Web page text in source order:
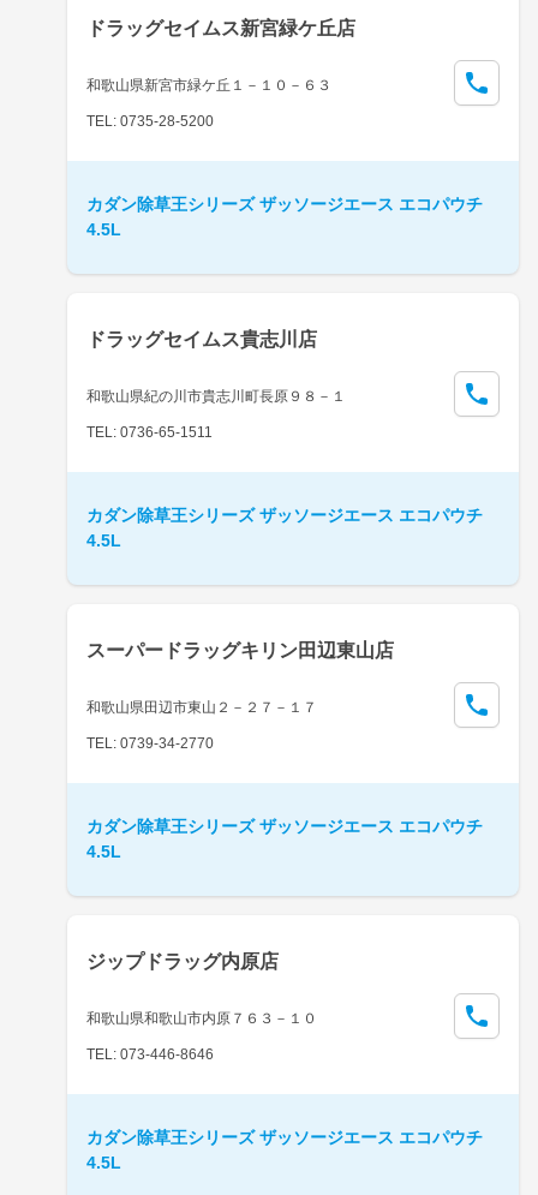
ドラッグセイムス新宮緑ケ丘店
和歌山県新宮市緑ケ丘１－１０－６３
TEL: 0735-28-5200
カダン除草王シリーズ ザッソージエース エコパウチ
4.5L
ドラッグセイムス貴志川店
和歌山県紀の川市貴志川町長原９８－１
TEL: 0736-65-1511
カダン除草王シリーズ ザッソージエース エコパウチ
4.5L
スーパードラッグキリン田辺東山店
和歌山県田辺市東山２－２７－１７
TEL: 0739-34-2770
カダン除草王シリーズ ザッソージエース エコパウチ
4.5L
ジップドラッグ内原店
和歌山県和歌山市内原７６３－１０
TEL: 073-446-8646
カダン除草王シリーズ ザッソージエース エコパウチ
4.5L